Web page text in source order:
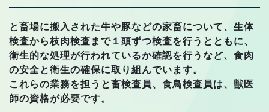
と畜場に搬入された牛や豚などの家畜について、生体
検査から枝肉検査まで１頭ずつ検査を行うとともに、
衛生的な処理が行われているか確認を行うなど、食肉
の安全と衛生の確保に取り組んでいます。
これらの業務を担うと畜検査員、食鳥検査員は、獣医
師の資格が必要です。